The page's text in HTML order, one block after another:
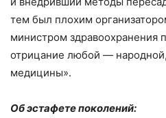
тем был плохим
министром здравоохранения
отрицание любой —
медицины».
Об эстафете поколений: